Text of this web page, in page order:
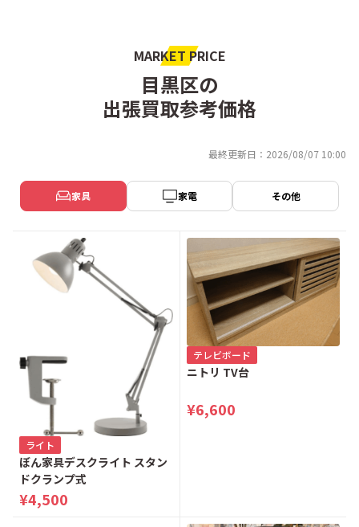
MARKET PRICE
目黒区の
出張買取参考価格
最終更新日：2026/08/07 10:00
家具 家電 その他
ライト
ぼん家具デスクライト スタン
ドクランプ式
¥4,500
テレビボード
ニトリ TV台
¥6,600